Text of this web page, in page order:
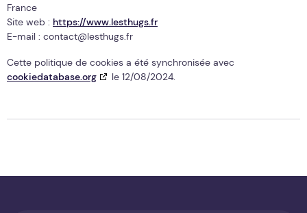
France
Site web : https://www.lesthugs.fr
E-mail : contact@lesthugs.fr
Cette politique de cookies a été synchronisée avec
cookiedatabase.org
le 12/08/2024.